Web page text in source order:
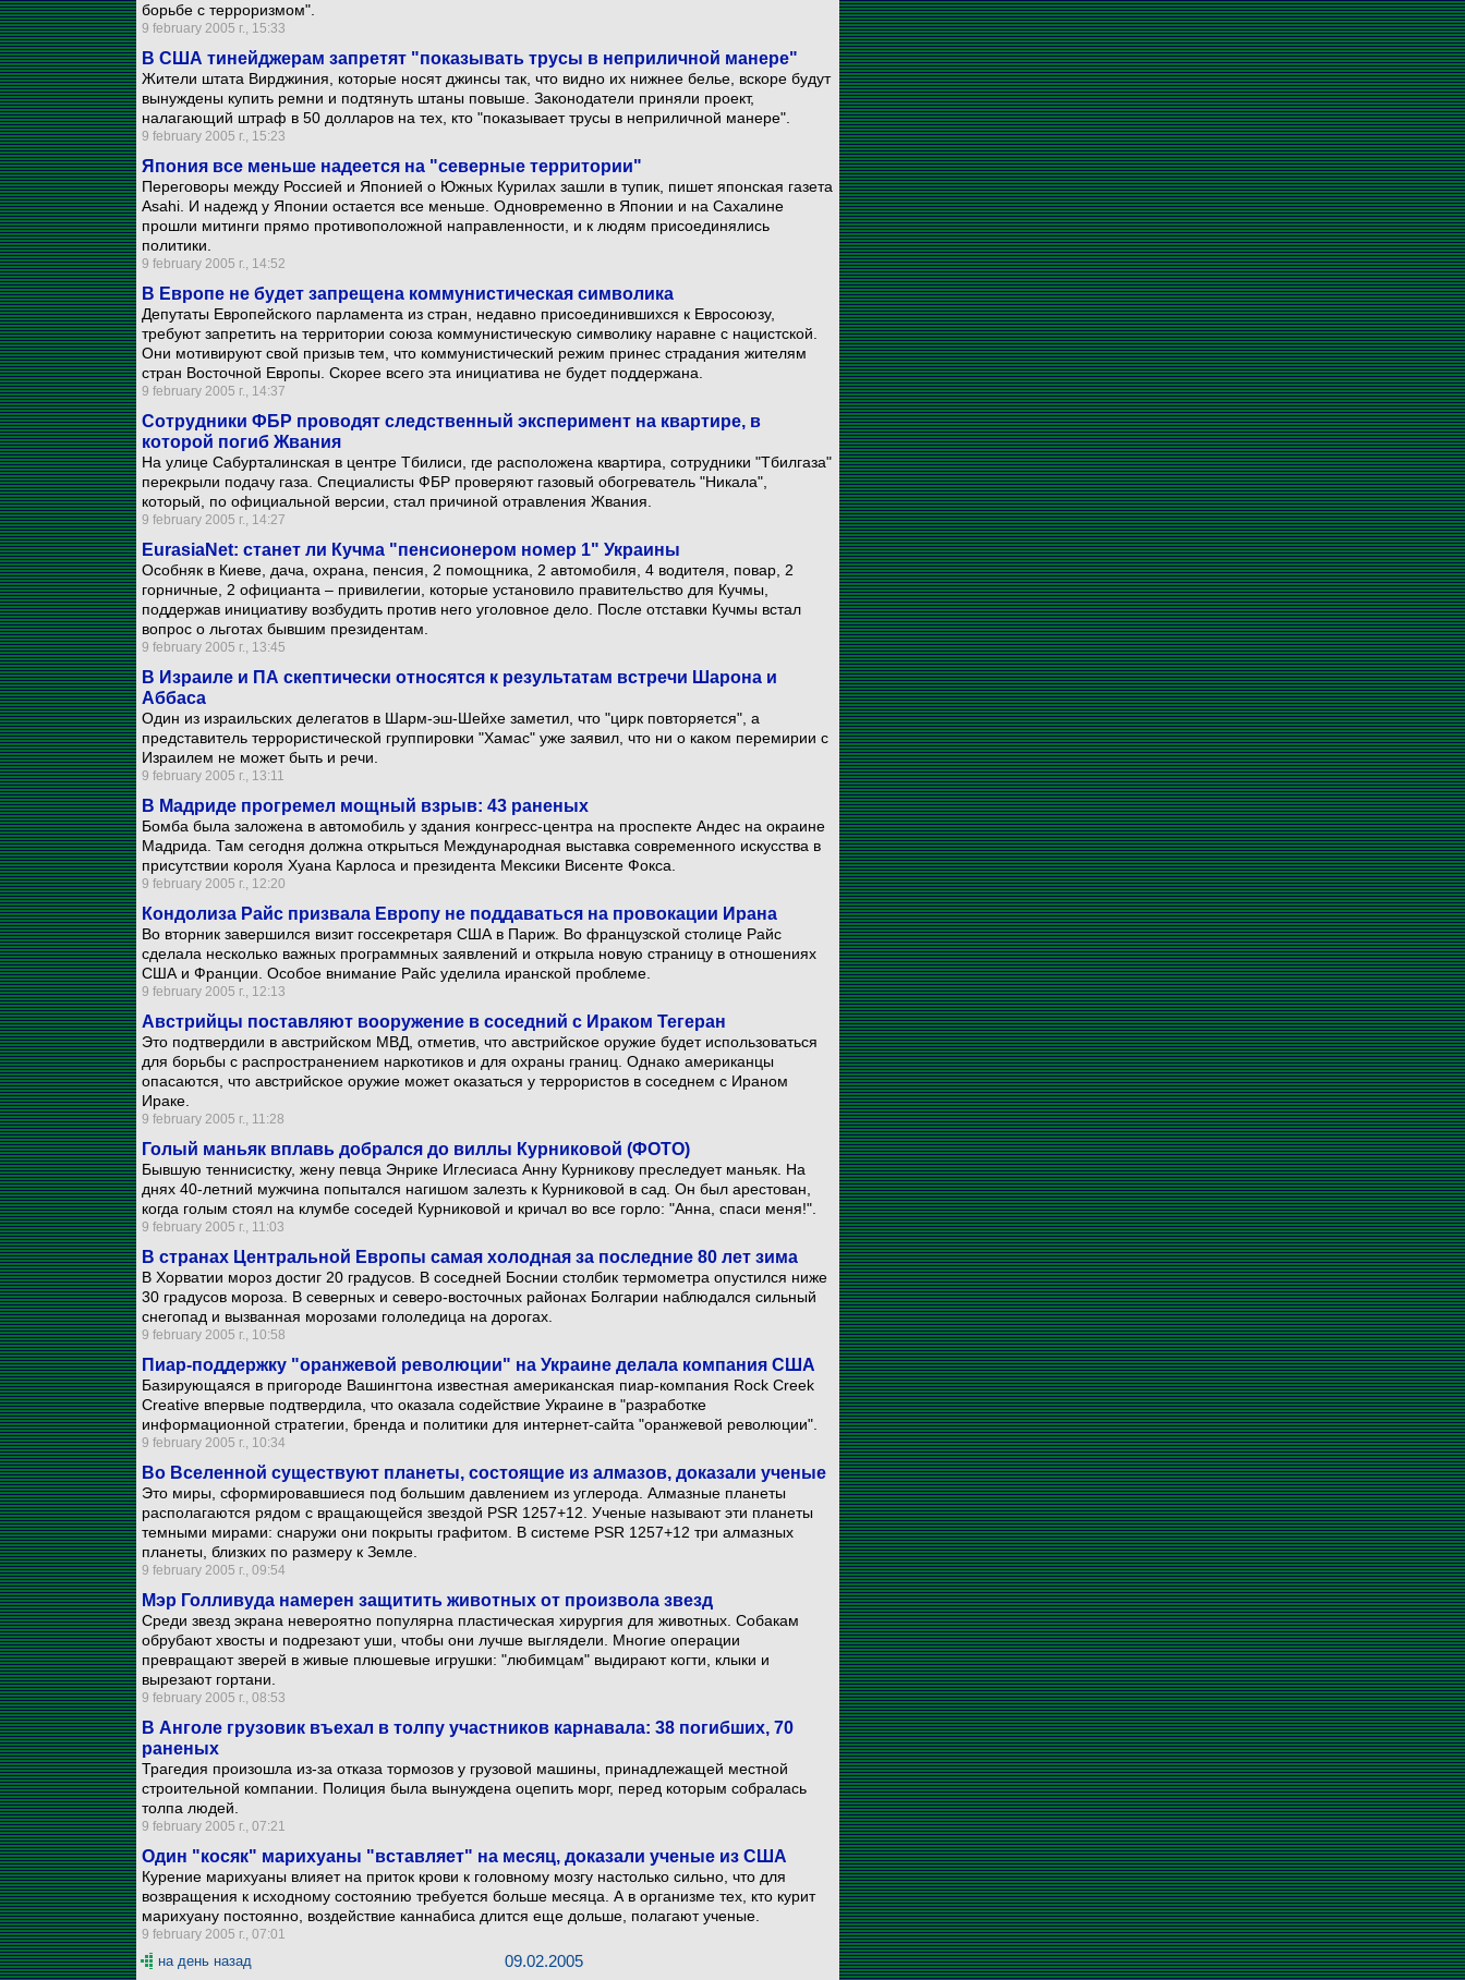
борьбе с терроризмом".
9 february 2005 г., 15:33
В США тинейджерам запретят "показывать трусы в неприличной манере"
Жители штата Вирджиния, которые носят джинсы так, что видно их нижнее белье, вскоре будут
вынуждены купить ремни и подтянуть штаны повыше. Законодатели приняли проект,
налагающий штраф в 50 долларов на тех, кто "показывает трусы в неприличной манере".
9 february 2005 г., 15:23
Япония все меньше надеется на "северные территории"
Переговоры между Россией и Японией о Южных Курилах зашли в тупик, пишет японская газета
Asahi. И надежд у Японии остается все меньше. Одновременно в Японии и на Сахалине
прошли митинги прямо противоположной направленности, и к людям присоединялись
политики.
9 february 2005 г., 14:52
В Европе не будет запрещена коммунистическая символика
Депутаты Европейского парламента из стран, недавно присоединившихся к Евросоюзу,
требуют запретить на территории союза коммунистическую символику наравне с нацистской.
Они мотивируют свой призыв тем, что коммунистический режим принес страдания жителям
стран Восточной Европы. Скорее всего эта инициатива не будет поддержана.
9 february 2005 г., 14:37
Сотрудники ФБР проводят следственный эксперимент на квартире, в
которой погиб Жвания
На улице Сабурталинская в центре Тбилиси, где расположена квартира, сотрудники "Тбилгаза"
перекрыли подачу газа. Специалисты ФБР проверяют газовый обогреватель "Никала",
который, по официальной версии, стал причиной отравления Жвания.
9 february 2005 г., 14:27
EurasiaNet: cтанет ли Кучма "пенсионером номер 1" Украины
Особняк в Киеве, дача, охрана, пенсия, 2 помощника, 2 автомобиля, 4 водителя, повар, 2
горничные, 2 официанта – привилегии, которые установило правительство для Кучмы,
поддержав инициативу возбудить против него уголовное дело. После отставки Кучмы встал
вопрос о льготах бывшим президентам.
9 february 2005 г., 13:45
В Израиле и ПА скептически относятся к результатам встречи Шарона и
Аббаса
Один из израильских делегатов в Шарм-эш-Шейхе заметил, что "цирк повторяется", а
представитель террористической группировки "Хамас" уже заявил, что ни о каком перемирии с
Израилем не может быть и речи.
9 february 2005 г., 13:11
В Мадриде прогремел мощный взрыв: 43 раненых
Бомба была заложена в автомобиль у здания конгресс-центра на проспекте Андес на окраине
Мадрида. Там сегодня должна открыться Международная выставка современного искусства в
присутствии короля Хуана Карлоса и президента Мексики Висенте Фокса.
9 february 2005 г., 12:20
Кондолиза Райс призвала Европу не поддаваться на провокации Ирана
Во вторник завершился визит госсекретаря США в Париж. Во французской столице Райс
сделала несколько важных программных заявлений и открыла новую страницу в отношениях
США и Франции. Особое внимание Райс уделила иранской проблеме.
9 february 2005 г., 12:13
Австрийцы поставляют вооружение в соседний с Ираком Тегеран
Это подтвердили в австрийском МВД, отметив, что австрийское оружие будет использоваться
для борьбы с распространением наркотиков и для охраны границ. Однако американцы
опасаются, что австрийское оружие может оказаться у террористов в соседнем с Ираном
Ираке.
9 february 2005 г., 11:28
Голый маньяк вплавь добрался до виллы Курниковой (ФОТО)
Бывшую теннисистку, жену певца Энрике Иглесиаса Анну Курникову преследует маньяк. На
днях 40-летний мужчина попытался нагишом залезть к Курниковой в сад. Он был арестован,
когда голым стоял на клумбе соседей Курниковой и кричал во все горло: "Анна, спаси меня!".
9 february 2005 г., 11:03
В странах Центральной Европы самая холодная за последние 80 лет зима
В Хорватии мороз достиг 20 градусов. В соседней Боснии столбик термометра опустился ниже
30 градусов мороза. В северных и северо-восточных районах Болгарии наблюдался сильный
снегопад и вызванная морозами гололедица на дорогах.
9 february 2005 г., 10:58
Пиар-поддержку "оранжевой революции" на Украине делала компания США
Базирующаяся в пригороде Вашингтона известная американская пиар-компания Rock Creek
Creative впервые подтвердила, что оказала содействие Украине в "разработке
информационной стратегии, бренда и политики для интернет-сайта "оранжевой революции".
9 february 2005 г., 10:34
Во Вселенной существуют планеты, состоящие из алмазов, доказали ученые
Это миры, сформировавшиеся под большим давлением из углерода. Алмазные планеты
располагаются рядом с вращающейся звездой PSR 1257+12. Ученые называют эти планеты
темными мирами: снаружи они покрыты графитом. В системе PSR 1257+12 три алмазных
планеты, близких по размеру к Земле.
9 february 2005 г., 09:54
Мэр Голливуда намерен защитить животных от произвола звезд
Среди звезд экрана невероятно популярна пластическая хирургия для животных. Собакам
обрубают хвосты и подрезают уши, чтобы они лучше выглядели. Многие операции
превращают зверей в живые плюшевые игрушки: "любимцам" выдирают когти, клыки и
вырезают гортани.
9 february 2005 г., 08:53
В Анголе грузовик въехал в толпу участников карнавала: 38 погибших, 70
раненых
Трагедия произошла из-за отказа тормозов у грузовой машины, принадлежащей местной
строительной компании. Полиция была вынуждена оцепить морг, перед которым собралась
толпа людей.
9 february 2005 г., 07:21
Один "косяк" марихуаны "вставляет" на месяц, доказали ученые из США
Курение марихуаны влияет на приток крови к головному мозгу настолько сильно, что для
возвращения к исходному состоянию требуется больше месяца. А в организме тех, кто курит
марихуану постоянно, воздействие каннабиса длится еще дольше, полагают ученые.
9 february 2005 г., 07:01
на день назад 09.02.2005